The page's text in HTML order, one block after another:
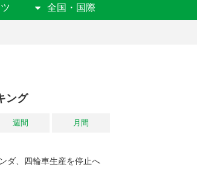
全国・国際
ング
週間 月間
ダ、四輪車生産を停止へ